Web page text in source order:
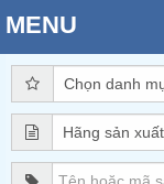
MENU